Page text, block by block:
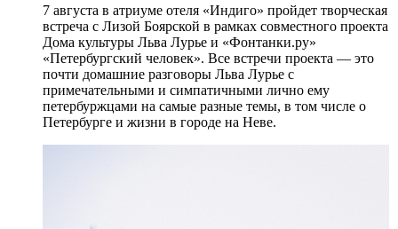
7 августа в атриуме отеля «Индиго» пройдет творческая
встреча с Лизой Боярской в рамках совместного проекта
Дома культуры Льва Лурье и «Фонтанки.ру»
«Петербургский человек». Все встречи проекта — это
почти домашние разговоры Льва Лурье с
примечательными и симпатичными лично ему
петербуржцами на самые разные темы, в том числе о
Петербурге и жизни в городе на Неве.